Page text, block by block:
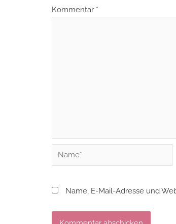
Kommentar *
Name*
Name, E-Mail-Adresse und